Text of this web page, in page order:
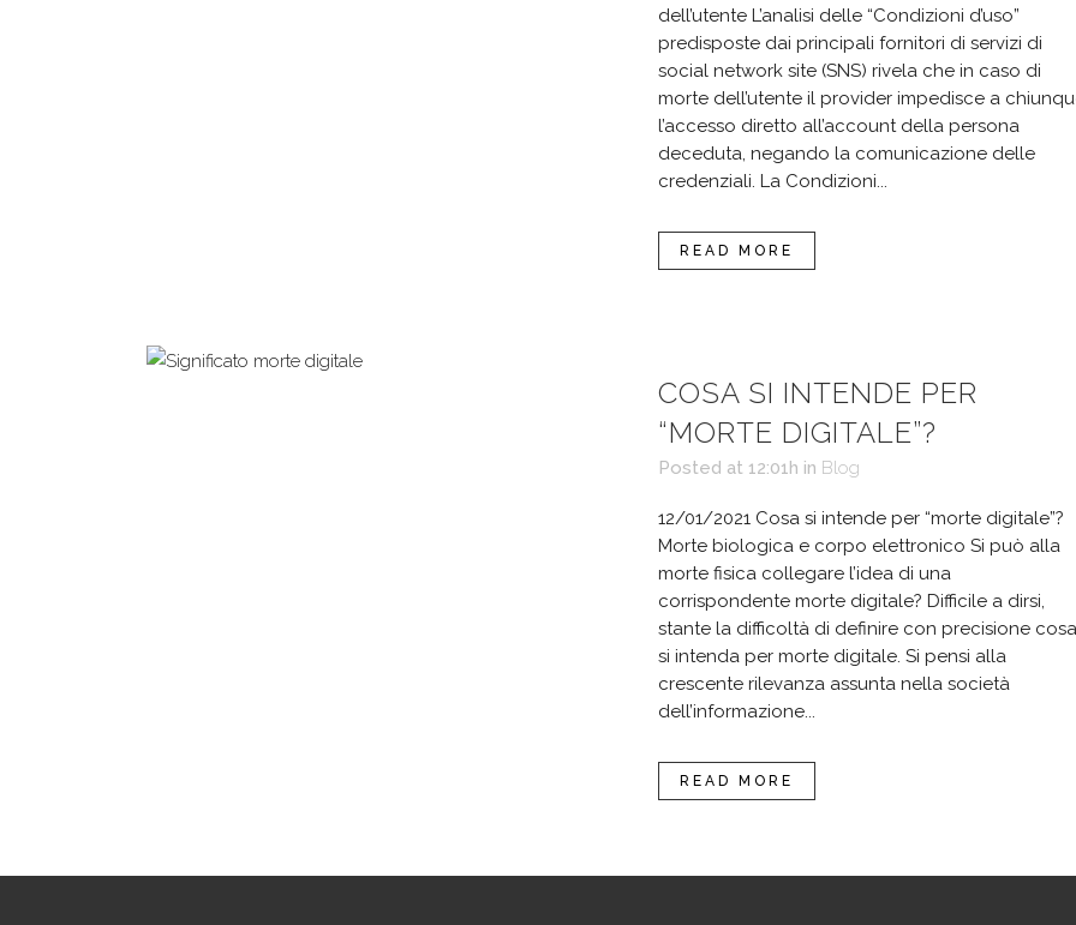
dell’utente L’analisi delle “Condizioni d’uso”
predisposte dai principali fornitori di servizi di
social network site (SNS) rivela che in caso di
morte dell’utente il provider impedisce a
l’accesso diretto all’account della persona
deceduta, negando la comunicazione delle
credenziali. La Condizioni...
READ MORE
COSA SI INTENDE PER
“MORTE DIGITALE”?
Posted at 12:01h in Blog
12/01/2021 Cosa si intende per “morte digitale”?
Morte biologica e corpo elettronico Si può alla
morte fisica collegare l’idea di una
corrispondente morte digitale? Difficile a dirsi,
stante la difficoltà di definire con precisione cosa
si intenda per morte digitale. Si pensi alla
crescente rilevanza assunta nella società
dell’informazione...
READ MORE